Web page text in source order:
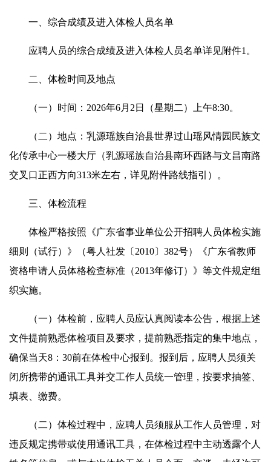
一、综合成绩及进入体检人员名单
应聘人员的综合成绩及进入体检人员名单详见附件1。
二、体检时间及地点
（一）时间：2026年6月2日（星期二）上午8:30。
（二）地点：乳源瑶族自治县世界过山瑶风情园民族文
化传承中心一楼大厅（乳源瑶族自治县南环西路与文昌南路
交叉口正西方向313米左右，详见附件路线指引）。
三、体检流程
体检严格按照《广东省事业单位公开招聘人员体检实施
细则（试行）》（粤人社发〔2010〕382号）《广东省教师
资格申请人员体格检查标准（2013年修订）》等文件规定组
织实施。
（一）体检前，应聘人员应认真阅读本公告，根据上述
文件提前熟悉体检项目及要求，提前熟悉指定的集中地点，
确保当天8：30前在体检中心报到。报到后，应聘人员须关
闭所携带的通讯工具并交工作人员统一管理，按要求抽签、
填表、缴费。
（二）体检过程中，应聘人员须服从工作人员管理，对
违反规定携带或使用通讯工具，在体检过程中主动透露个人